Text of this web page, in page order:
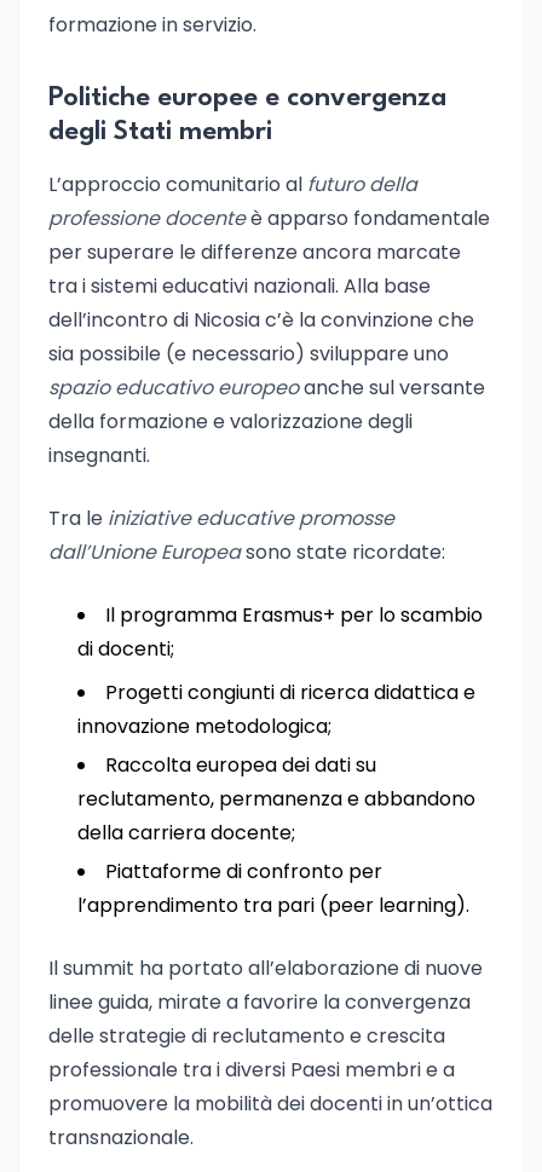
formazione in servizio.
Politiche europee e convergenza
degli Stati membri
L’approccio comunitario al futuro della
professione docenteè apparso fondamentale
per superare le differenze ancora marcate
tra i sistemi educativi nazionali. Alla base
dell’incontro di Nicosia c’è la convinzione che
sia possibile (e necessario) sviluppare uno
spazio educativo europeoanche sul versante
della formazione e valorizzazione degli
insegnanti.
Tra le iniziative educative promosse
dall’Unione Europeasono state ricordate:
Il programma Erasmus+ per lo scambio
di docenti;
Progetti congiunti di ricerca didattica e
innovazione metodologica;
Raccolta europea dei dati su
reclutamento, permanenza e abbandono
della carriera docente;
Piattaforme di confronto per
l’apprendimento tra pari (peer learning).
Il summit ha portato all’elaborazione di nuove
linee guida, mirate a favorire la convergenza
delle strategie di reclutamento e crescita
professionale tra i diversi Paesi membri e a
promuovere la mobilità dei docenti in un’ottica
transnazionale.